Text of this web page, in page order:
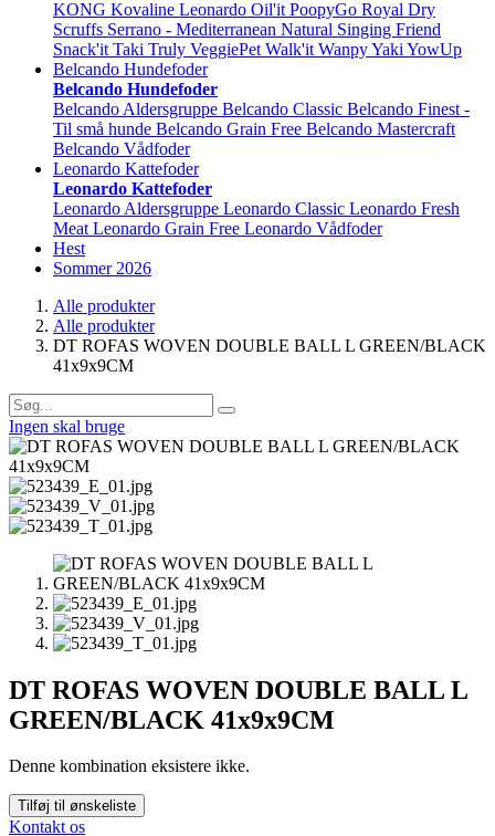
KONG Kovaline Leonardo Oil'it PoopyGo Royal Dry
Scruffs Serrano - Mediterranean Natural Singing Friend
Snack'it Taki Truly VeggiePet Walk'it WanpyYaki YowUp
Belcando Hundefoder
Belcando Hundefoder
Belcando Aldersgruppe Belcando Classic Belcando Finest -
Til små hunde Belcando Grain Free Belcando Mastercraft
Belcando Vådfoder
Leonardo Kattefoder
Leonardo Kattefoder
Leonardo Aldersgruppe Leonardo Classic Leonardo Fresh
Meat Leonardo Grain Free Leonardo Vådfoder
Hest
Sommer 2026
Alle produkter
Alle produkter
DT ROFAS WOVEN DOUBLE BALL L GREEN/BLACK
41x9x9CM
Ingen skal bruge
DT ROFAS WOVEN DOUBLE BALL L
GREEN/BLACK 41x9x9CM
Denne kombination eksistere ikke.
Tilføj til ønskeliste
Kontakt os